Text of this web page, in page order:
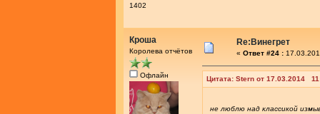
1402
Кроша
Королева отчётов
Офлайн
Re:Винегрет
« Ответ #24 :
Цитата: Stern от 17.03.2014
не люблю над классикой